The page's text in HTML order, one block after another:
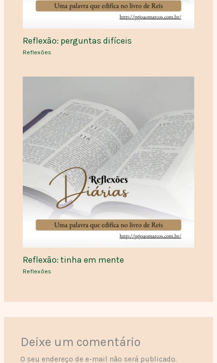
Reflexão: perguntas difíceis
Reflexões
Reflexão: tinha em mente
Reflexões
Deixe um comentário
O seu endereço de e-mail não será publicado.